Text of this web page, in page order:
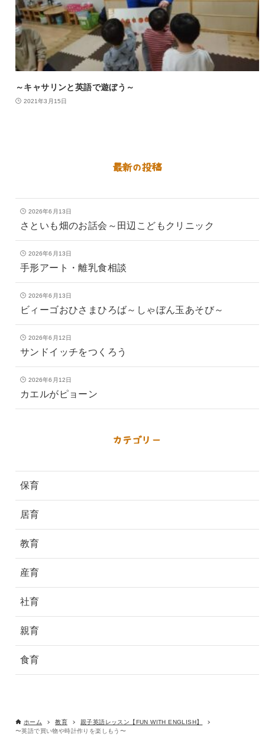
～キャサリンと英語で遊ぼう～
2021年3月15日
最新の投稿
2026年6月13日
さといも畑のお話会～田辺こどもクリニック
2026年6月13日
手形アート・離乳食相談
2026年6月13日
ビィーゴおひさまひろば～しゃぼん玉あそび～
2026年6月12日
サンドイッチをつくろう
2026年6月12日
カエルがピョーン
カテゴリー
保育
居育
教育
産育
社育
親育
食育
ホーム 教育
親子英語レッスン【FUN WITH ENGLISH】
〜英語で買い物や時計作りを楽しもう〜